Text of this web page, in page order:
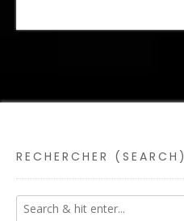
RECHERCHER (SEARCH)